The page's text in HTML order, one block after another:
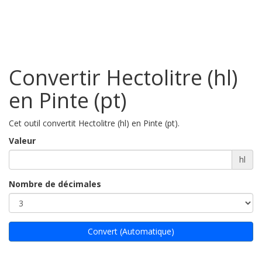
Convertir Hectolitre (hl)
en Pinte (pt)
Cet outil convertit Hectolitre (hl) en Pinte (pt).
Valeur
hl
Nombre de décimales
Convert (Automatique)